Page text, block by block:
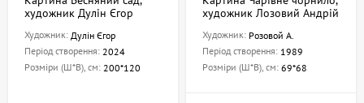
художник Дулін Єгор
Художник: Дулін Єгор
Період створення: 2024
Розміри (Ш*В), см: 200*120
художник Лозовий Андрій
Художник: Розовой А.
Період створення: 1989
Розміри (Ш*В), см: 69*68